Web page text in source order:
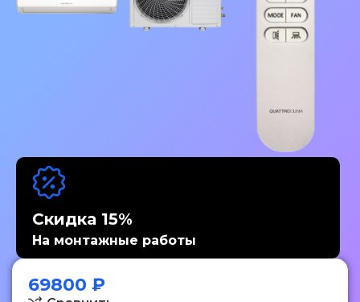
Скидка 15%
На монтажные работы
69800 ₽